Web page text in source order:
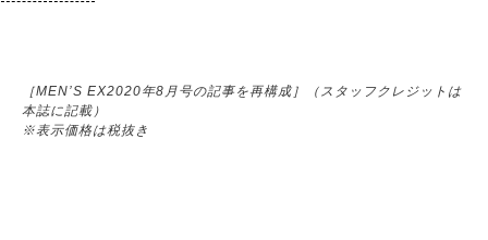
［MEN’S EX2020年8月号の記事を再構成］（スタッフクレジットは
本誌に記載）
※表示価格は税抜き